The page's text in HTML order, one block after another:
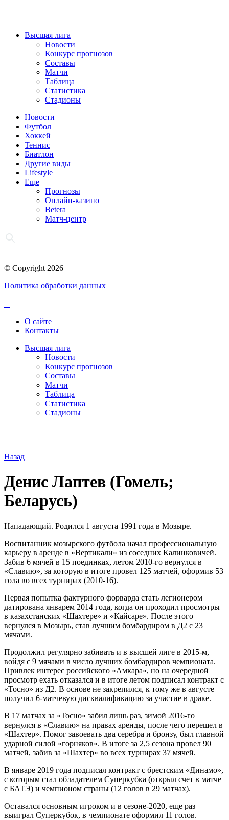
Высшая лига
Новости
Конкурс прогнозов
Составы
Матчи
Таблица
Статистика
Стадионы
Новости
Футбол
Хоккей
Теннис
Биатлон
Другие виды
Lifestyle
Еще
Прогнозы
Онлайн-казино
Betera
Матч-центр
© Copyright 2026
Политика обработки данных
О сайте
Контакты
Высшая лига
Новости
Конкурс прогнозов
Составы
Матчи
Таблица
Статистика
Стадионы
Назад
Денис Лаптев (Гомель;
Беларусь)
Нападающий. Родился 1 августа 1991 года в Мозыре.
Воспитанник мозырского футбола начал профессиональную
карьеру в аренде в «Вертикали» из соседних Калинковичей.
Забив 6 мячей в 15 поединках, летом 2010-го вернулся в
«Славию», за которую в итоге провел 125 матчей, оформив 53
гола во всех турнирах (2010-16).
Первая попытка фактурного форварда стать легионером
датирована январем 2014 года, когда он проходил просмотры
в казахстанских «Шахтере» и «Кайсаре». После этого
вернулся в Мозырь, став лучшим бомбардиром в Д2 с 23
мячами.
Продолжил регулярно забивать и в высшей лиге в 2015-м,
войдя с 9 мячами в число лучших бомбардиров чемпионата.
Привлек интерес российского «Амкара», но на очередной
просмотр ехать отказался и в итоге летом подписал контракт с
«Тосно» из Д2. В основе не закрепился, к тому же в августе
получил 6-матчевую дисквалификацию за участие в драке.
В 17 матчах за «Тосно» забил лишь раз, зимой 2016-го
вернулся в «Славию» на правах аренды, после чего перешел в
«Шахтер». Помог завоевать два серебра и бронзу, был главной
ударной силой «горняков». В итоге за 2,5 сезона провел 90
матчей, забив за «Шахтер» во всех турнирах 37 мячей.
В январе 2019 года подписал контракт с брестским «Динамо»,
с которым стал обладателем Суперкубка (открыл счет в матче
с БАТЭ) и чемпионом страны (12 голов в 29 матчах).
Оставался основным игроком и в сезоне-2020, еще раз
выиграл Суперкубок, в чемпионате оформил 11 голов.